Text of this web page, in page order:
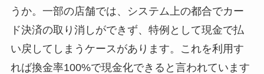
うか。一部の店舗では、システム上の都合でカー
ド決済の取り消しができず、特例として現金で払
い戻してしまうケースがあります。これを利用す
れば換金率100%で現金化できると言われています